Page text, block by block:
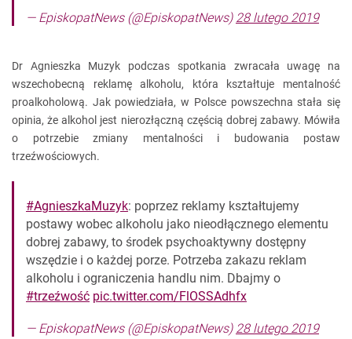
— EpiskopatNews (@EpiskopatNews) 28 lutego 2019
Dr Agnieszka Muzyk podczas spotkania zwracała uwagę na
wszechobecną reklamę alkoholu, która kształtuje mentalność
proalkoholową. Jak powiedziała, w Polsce powszechna stała się
opinia, że alkohol jest nierozłączną częścią dobrej zabawy. Mówiła
o potrzebie zmiany mentalności i budowania postaw
trzeźwościowych.
#AgnieszkaMuzyk: poprzez reklamy kształtujemy
postawy wobec alkoholu jako nieodłącznego elementu
dobrej zabawy, to środek psychoaktywny dostępny
wszędzie i o każdej porze. Potrzeba zakazu reklam
alkoholu i ograniczenia handlu nim. Dbajmy o
#trzeźwość pic.twitter.com/FlOSSAdhfx
— EpiskopatNews (@EpiskopatNews) 28 lutego 2019